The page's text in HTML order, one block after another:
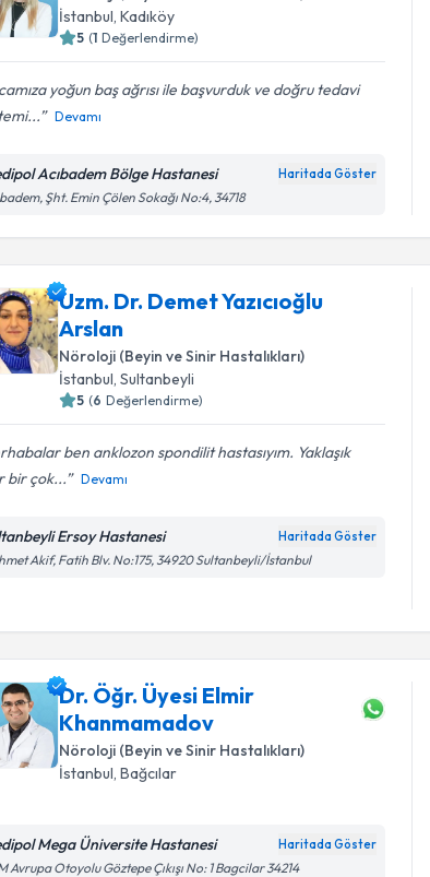
İstanbul , Kadıköy
5 (1 Değerlendirme)
yoğun baş ağrısı ile başvurduk ve doğru tedavi
Devamı
Acıbadem Bölge Hastanesi Haritada Göster
Şht. Emin Çölen Sokağı No:4, 34718
Uzm. Dr. Demet Yazıcıoğlu
Arslan
Nöroloji (Beyin ve Sinir Hastalıkları)
İstanbul , Sultanbeyli
5 (6 Değerlendirme)
ben anklozon spondilit hastasıyım. Yaklaşık
bir çok...
Devamı
Ersoy Hastanesi Haritada Göster
Akif, Fatih Blv. No:175, 34920 Sultanbeyli/İstanbul
Dr. Öğr. Üyesi Elmir
Khanmamadov
Nöroloji (Beyin ve Sinir Hastalıkları)
İstanbul, Bağcılar
Mega Üniversite Hastanesi Haritada Göster
Avrupa Otoyolu Göztepe Çıkışı No: 1 Bagcilar 34214